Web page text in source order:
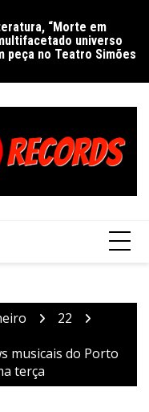
“Morte em
universo
peça no Teatro Simões
22
musicais do Porto
terça